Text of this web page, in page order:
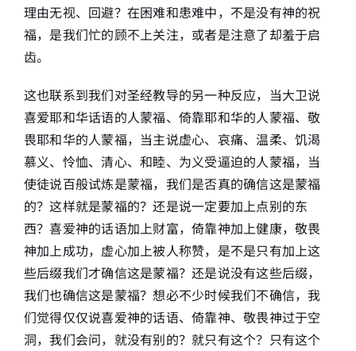
理由无视、回避？在困难和患难中，不是没有神的祝
福，是我们忙的顾不上关注，或者是注意了却羞于启
齿。
这也联系到我们对圣经教导的另一种反应，当大卫说
喜爱耶和华话语的人蒙福、倚靠耶和华的人蒙福、敬
畏耶和华的人蒙福，当主说虚心、哀痛、温柔、饥渴
慕义、怜恤、清心、和睦、为义受逼迫的人蒙福，当
使徒说百般试炼是蒙福，我们是否真的确信这是蒙福
的？这样就是蒙福的？还是说一定要加上点别的东
西？喜爱神的话语加上财富，倚靠神加上健康，敬畏
神加上成功，虚心加上被人称赞，是不是只有加上这
些后缀我们才确信这是蒙福？还是说没有这些后缀，
我们也确信这是蒙福？想必不少时候我们不确信，我
们觉得仅仅说喜爱神的话语、倚靠神、敬畏神过于空
洞，我们会问，就没有别的？就只有这个？只有这个